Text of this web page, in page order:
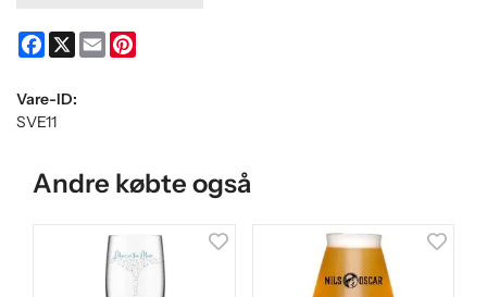
Facebook
X Email
Vare-ID:
SVE11
Andre købte også